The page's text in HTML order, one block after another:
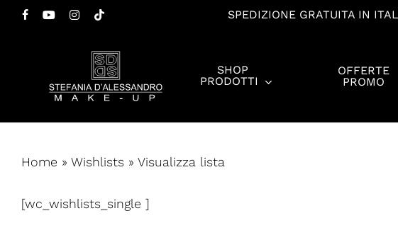
Salta
INSTAGRAM
TIKTOK
SPEDIZIONE GRATUITA IN
Premi invio per cercare o ESC per chiudere
SHOP
PRODOTTI
OFFERTE
PROMO
Home » Wishlists » Visualizza lista
[wc_wishlists_single ]